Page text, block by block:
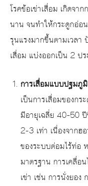
โรคข้อเข่าเสื่อม เกิดจาก
นาน จนทำให้กระดูกอ่อ
รุนแรงมากขึ้นตามเวลา
เสื่อม แบ่งออกเป็น 2 ปร
การเสื่อมแบบปฐมภูมิ
เป็นการเสื่อมของก
มีอายุเฉลี่ย 40-50
2-3 เท่า เนื่องจากฮ
ของระบบต่อมไร้ท่อ
มาตรฐาน การเคลื่อ
เข่า เช่น การนั่งยอ